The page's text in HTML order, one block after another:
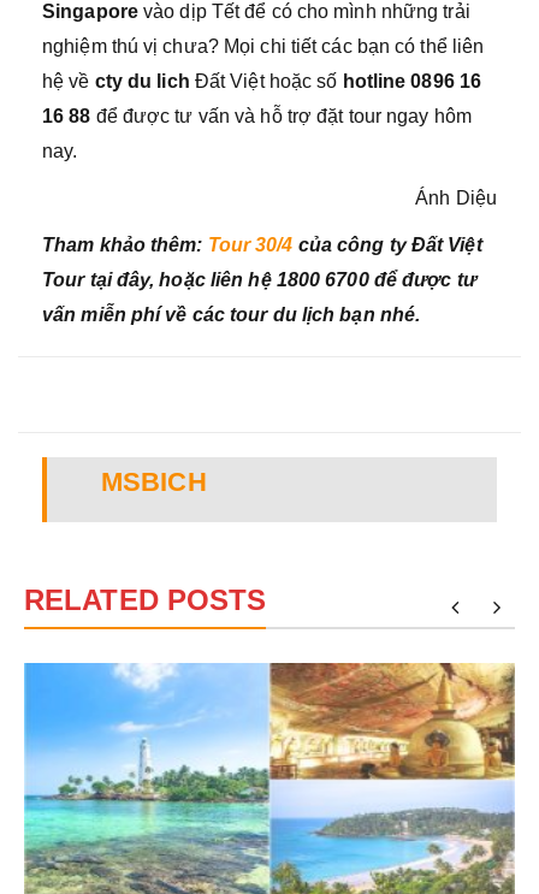
Singaporevào dịp Tết để có cho mình những trải
nghiệm thú vị chưa? Mọi chi tiết các bạn có thể liên
hệ về cty du lich Đất Việt hoặc số hotline 0896 16
16 88 để được tư vấn và hỗ trợ đặt tour ngay hôm
nay.
Ánh Diệu
Tham khảo thêm: Tour 30/4 của công ty Đất Việt
Tour tại đây, hoặc liên hệ 1800 6700 để được tư
vấn miễn phí về các tour du lịch bạn nhé.
MSBICH
RELATED POSTS